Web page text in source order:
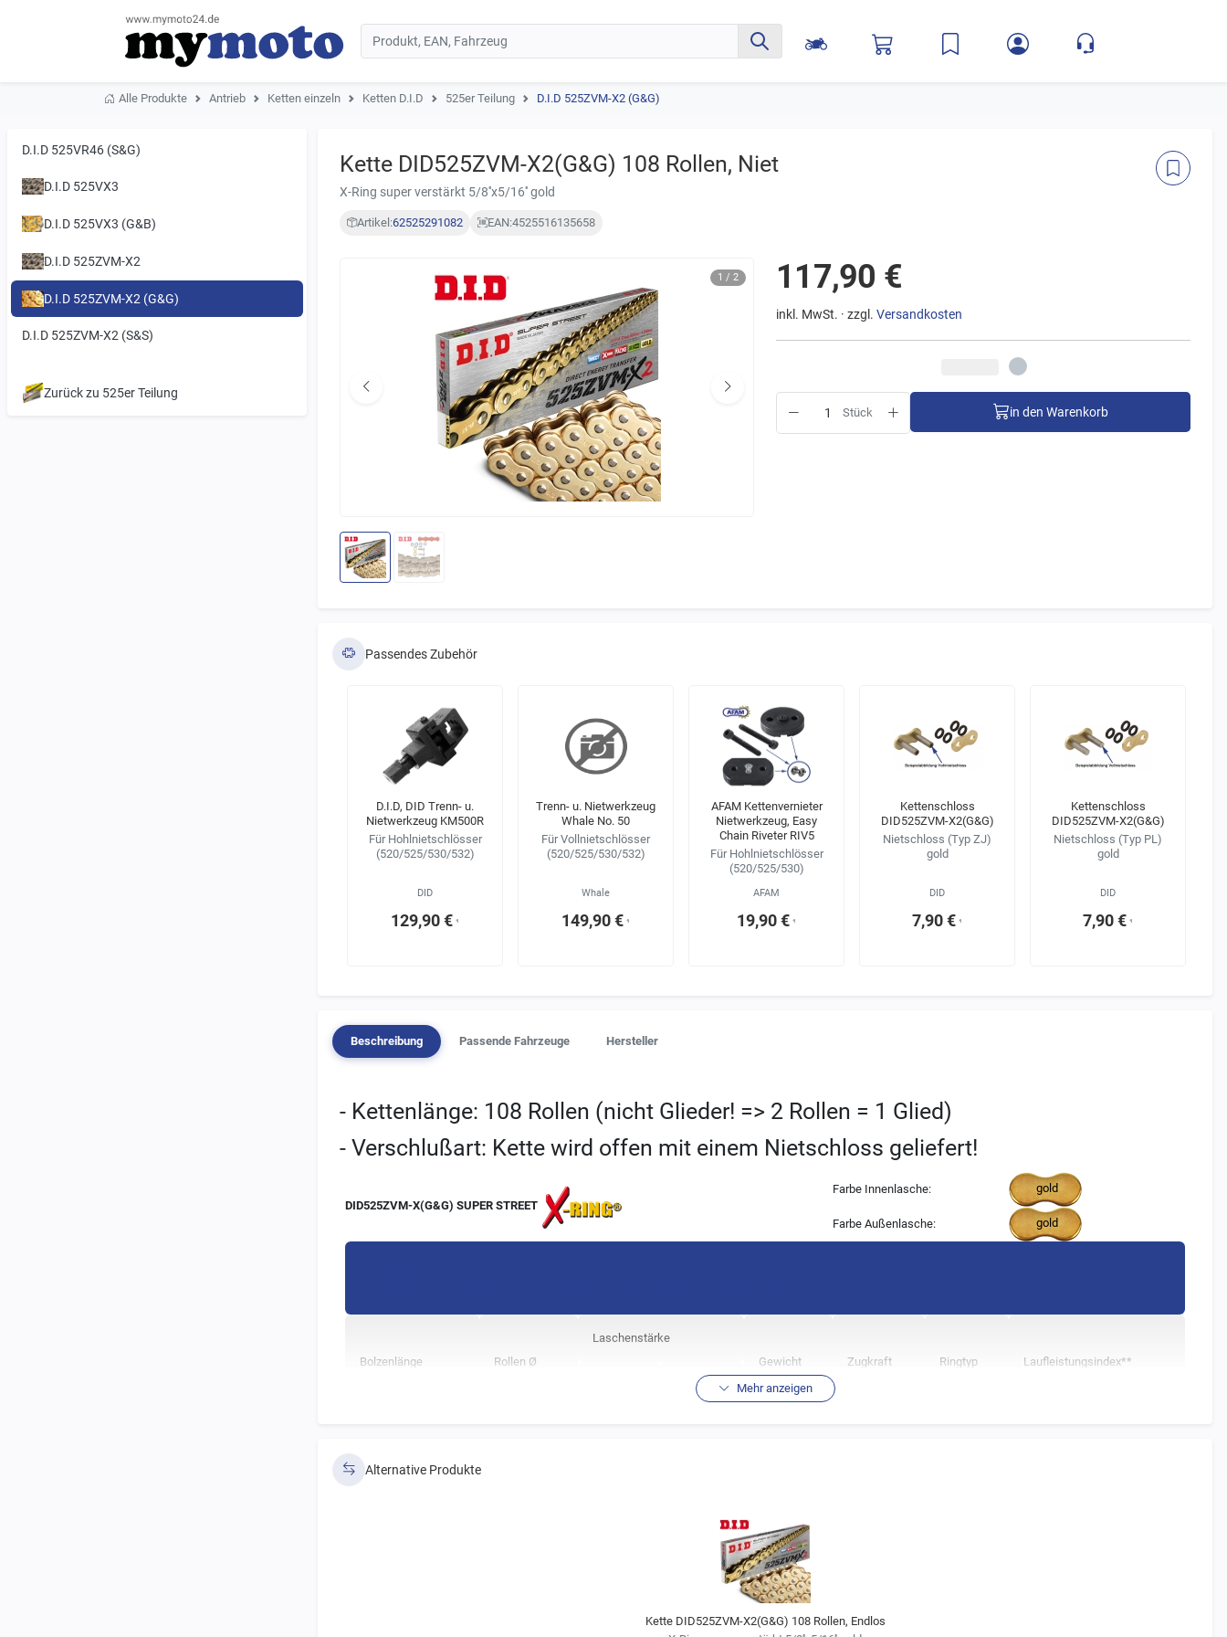
Alle Produkte Antrieb Ketten einzeln Ketten D.I.D 525er Teilung D.I.D 525ZVM-X2 (G&G)
D.I.D 525VR46 (S&G)
D.I.D 525VX3
D.I.D 525VX3 (G&B)
D.I.D 525ZVM-X2
D.I.D 525ZVM-X2 (G&G)
D.I.D 525ZVM-X2 (S&S)
Zurück zu 525er Teilung
Kette DID525ZVM-X2(G&G) 108 Rollen, Niet
X-Ring super verstärkt 5/8''x5/16'' gold
Artikel:62525291082 EAN:4525516135658
1 / 2 117,90 €
inkl. MwSt. · zzgl. Versandkosten
Stück in den Warenkorb
Passendes Zubehör
D.I.D, DID Trenn- u.
Nietwerkzeug KM500R
Für Hohlnietschlösser
(520/525/530/532)
DID
129,90 € ¹
Trenn- u. Nietwerkzeug
Whale No. 50
Für Vollnietschlösser
(520/525/530/532)
Whale
149,90 € ¹
AFAM Kettenvernieter
Nietwerkzeug, Easy
Chain Riveter RIV5
Für Hohlnietschlösser
(520/525/530)
AFAM
19,90 € ¹
Kettenschloss
DID525ZVM-X2(G&G)
Nietschloss (Typ ZJ)
gold
DID
7,90 € ¹
Kettenschloss
DID525ZVM-X2(G&G)
Nietschloss (Typ PL)
gold
DID
7,90 € ¹
Beschreibung Passende Fahrzeuge Hersteller
- Kettenlänge: 108 Rollen (nicht Glieder! => 2 Rollen = 1 Glied)
- Verschlußart: Kette wird offen mit einem Nietschloss geliefert!
DID525ZVM-X(G&G) SUPER STREET
Farbe Innenlasche: gold
Farbe Außenlasche: gold
Bolzenlänge Rollen Ø
Laschenstärke
Gewicht
Zugkraft Ringtyp
Laufleistungsindex**
außen
Exzellente Laufeigenschaften, superstark, geringer Verschleiss und mit X-Ring Technologie.
Superbike- und Tourenmotorräder, empfohlen bis 1.300 ccm.
Mehr anzeigen
Alternative Produkte
Kette DID525ZVM-X2(G&G) 108 Rollen, Endlos